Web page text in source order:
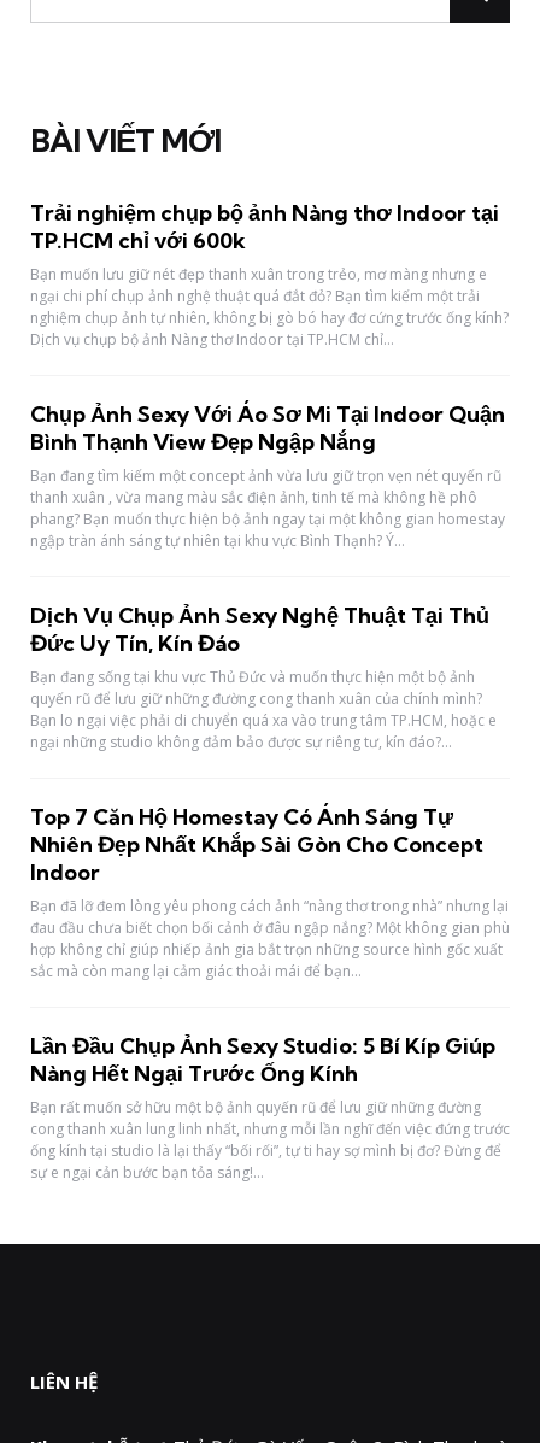
BÀI VIẾT MỚI
Trải nghiệm chụp bộ ảnh Nàng thơ Indoor tại
TP.HCM chỉ với 600k
Bạn muốn lưu giữ nét đẹp thanh xuân trong trẻo, mơ màng nhưng e
ngại chi phí chụp ảnh nghệ thuật quá đắt đỏ? Bạn tìm kiếm một trải
nghiệm chụp ảnh tự nhiên, không bị gò bó hay đơ cứng trước ống kính?
Dịch vụ chụp bộ ảnh Nàng thơ Indoor tại TP.HCM chỉ...
Chụp Ảnh Sexy Với Áo Sơ Mi Tại Indoor Quận
Bình Thạnh View Đẹp Ngập Nắng
Bạn đang tìm kiếm một concept ảnh vừa lưu giữ trọn vẹn nét quyến rũ
thanh xuân , vừa mang màu sắc điện ảnh, tinh tế mà không hề phô
phang? Bạn muốn thực hiện bộ ảnh ngay tại một không gian homestay
ngập tràn ánh sáng tự nhiên tại khu vực Bình Thạnh? Ý...
Dịch Vụ Chụp Ảnh Sexy Nghệ Thuật Tại Thủ
Đức Uy Tín, Kín Đáo
Bạn đang sống tại khu vực Thủ Đức và muốn thực hiện một bộ ảnh
quyến rũ để lưu giữ những đường cong thanh xuân của chính mình?
Bạn lo ngại việc phải di chuyển quá xa vào trung tâm TP.HCM, hoặc e
ngại những studio không đảm bảo được sự riêng tư, kín đáo?...
Top 7 Căn Hộ Homestay Có Ánh Sáng Tự
Nhiên Đẹp Nhất Khắp Sài Gòn Cho Concept
Indoor
Bạn đã lỡ đem lòng yêu phong cách ảnh “nàng thơ trong nhà” nhưng lại
đau đầu chưa biết chọn bối cảnh ở đâu ngập nắng? Một không gian phù
hợp không chỉ giúp nhiếp ảnh gia bắt trọn những source hình gốc xuất
sắc mà còn mang lại cảm giác thoải mái để bạn...
Lần Đầu Chụp Ảnh Sexy Studio: 5 Bí Kíp Giúp
Nàng Hết Ngại Trước Ống Kính
Bạn rất muốn sở hữu một bộ ảnh quyến rũ để lưu giữ những đường
cong thanh xuân lung linh nhất, nhưng mỗi lần nghĩ đến việc đứng trước
ống kính tại studio là lại thấy “bối rối”, tự ti hay sợ mình bị đơ? Đừng để
sự e ngại cản bước bạn tỏa sáng!...
LIÊN HỆ